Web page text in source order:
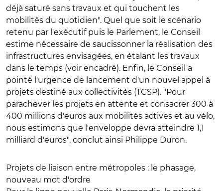
déjà saturé sans travaux et qui touchent les
mobilités du quotidien". Quel que soit le scénario
retenu par l'exécutif puis le Parlement, le Conseil
estime nécessaire de saucissonner la réalisation des
infrastructures envisagées, en étalant les travaux
dans le temps (voir encadré). Enfin, le Conseil a
pointé l'urgence de lancement d'un nouvel appel à
projets destiné aux collectivités (TCSP). "Pour
parachever les projets en attente et consacrer 300 à
400 millions d'euros aux mobilités actives et au vélo,
nous estimons que l'enveloppe devra atteindre 1,1
milliard d'euros", conclut ainsi Philippe Duron.
Projets de liaison entre métropoles : le phasage,
nouveau mot d'ordre